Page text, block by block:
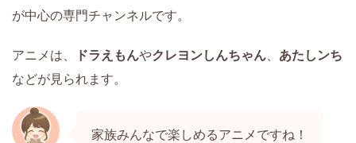
が中心の専門チャンネルです。
アニメは、 ドラえもんやクレヨンしんちゃん
あたしンち
などが見られます。
家族みんなで楽しめるアニメですね！